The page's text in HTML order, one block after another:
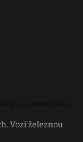
Vozí železnou